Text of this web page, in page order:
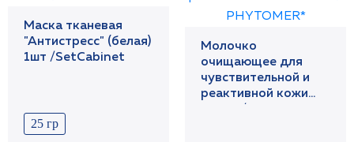
Маска тканевая
"Антистресс" (белая)
1шт /SetCabinet
25 гр
Молочко
очищающее для
чувствительной и
реактивной кожи